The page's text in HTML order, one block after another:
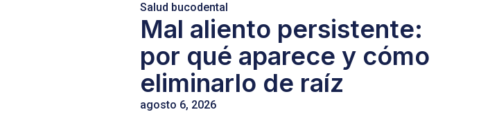
Salud bucodental
Mal aliento persistente:
por qué aparece y cómo
eliminarlo de raíz
agosto 6, 2026